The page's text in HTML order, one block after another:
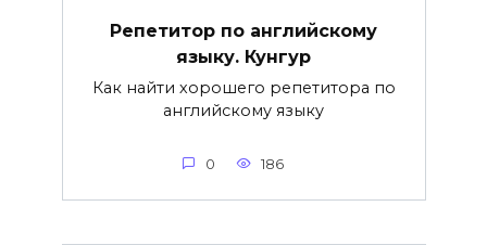
Репетитор по английскому
языку. Кунгур
Как найти хорошего репетитора по
английскому языку
0 186